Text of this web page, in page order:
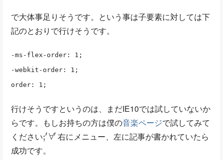
で大体事足りそうです。という事は子要素に対しては下
記のとおりで行けそうです。
-ms-flex-order: 1;
-webkit-order: 1;
order: 1;
行けそうですというのは、まだIE10では試していないか
らです。もしお持ちの方は僕の音楽ページで試してみて
ください
;′∀′
右にメニュー、左に記事が書かれていたら
成功です。